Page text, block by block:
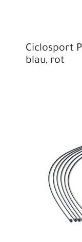
Ciclosport
blau, rot